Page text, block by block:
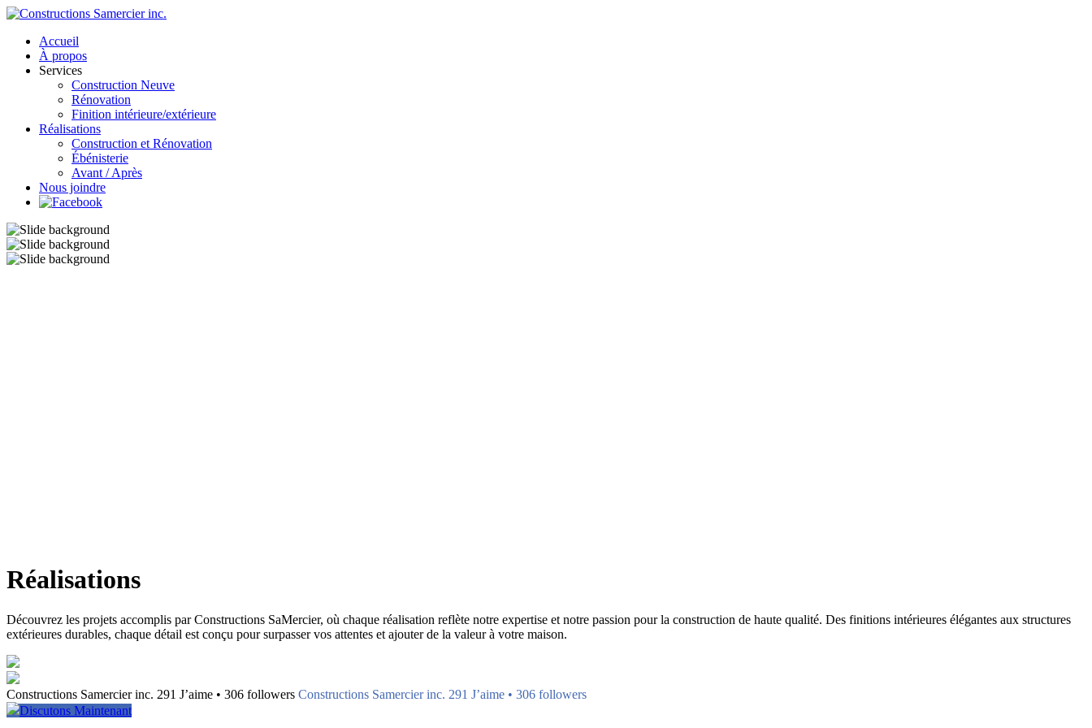
Accueil
À propos
Services
Construction Neuve
Rénovation
Finition intérieure/extérieure
Réalisations
Construction et Rénovation
Ébénisterie
Avant / Après
Nous joindre
Réalisations
Découvrez les projets accomplis par Constructions SaMercier, où chaque réalisation reflète notre expertise et notre passion pour la construction de haute qualité. Des finitions intérieures élégantes aux structures
extérieures durables, chaque détail est conçu pour surpasser vos attentes et ajouter de la valeur à votre maison.
Constructions Samercier inc. 291 J’aime • 306 followers Constructions Samercier inc. 291 J’aime • 306 followers
Discutons Maintenant